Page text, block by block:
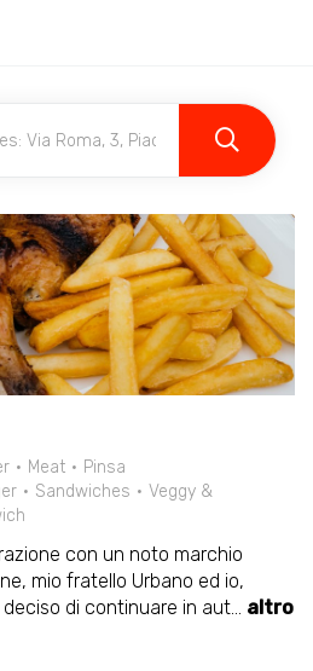
Meat
Pinsa
Sandwiches
Veggy &
con un noto marchio
mio fratello Urbano ed io,
di continuare in aut... altro